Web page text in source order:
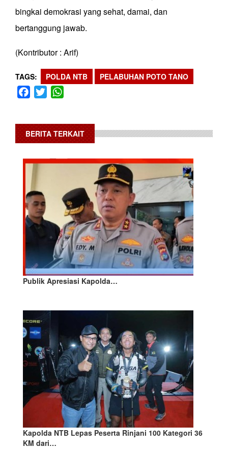
bingkai demokrasi yang sehat, damai, dan
bertanggung jawab.
(Kontributor : Arif)
TAGS POLDA NTB PELABUHAN POTO TANO
Facebook
Twitter
BERITA TERKAIT
Publik Apresiasi Kapolda…
Kapolda NTB Lepas Peserta Rinjani 100 Kategori 36
KM dari…